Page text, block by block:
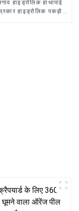
हाइड्रोलिक हाथापाई
हाइड्रोलिक पकड़ो